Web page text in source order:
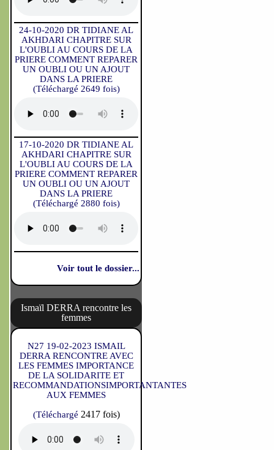
24-10-2020 DR TIDIANE AL
AKHDARI CHAPITRE SUR
L'OUBLI AU COURS DE LA
PRIERE COMMENT REPARER
UN OUBLI OU UN AJOUT
DANS LA PRIERE
(Téléchargé 2649 fois)
17-10-2020 DR TIDIANE AL
AKHDARI CHAPITRE SUR
L'OUBLI AU COURS DE LA
PRIERE COMMENT REPARER
UN OUBLI OU UN AJOUT
DANS LA PRIERE
(Téléchargé 2880 fois)
Voir tout le dossier...
Ismaïl DERRA rencontre les
femmes
N27 19-02-2023 ISMAIL
DERRA RENCONTRE AVEC
LES FEMMES IMPORTANCE
DE LA SOLIDARITE ET
RECOMMANDATIONSIMPORTANTANTES
AUX FEMMES
(Téléchargé 2417 fois)